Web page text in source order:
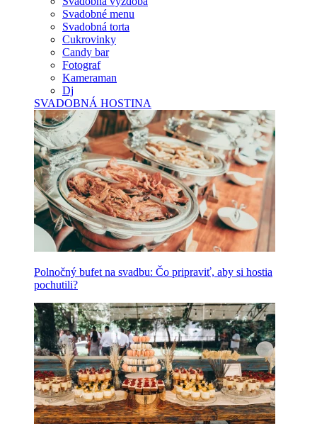
Svadobné menu
Svadobná torta
Cukrovinky
Candy bar
Fotograf
Kameraman
Dj
SVADOBNÁ HOSTINA
Polnočný bufet na svadbu: Čo pripraviť, aby si hostia
pochutili?